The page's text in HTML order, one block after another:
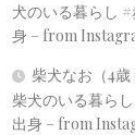
犬のいる暮らし
身 – from
柴犬なお（4
柴犬のいる暮ら
出身 – from